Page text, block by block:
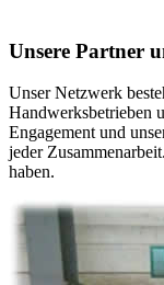
Unsere Partner
Unser Netzwerk
Handwerksbetrieben
Engagement und
jeder
haben.